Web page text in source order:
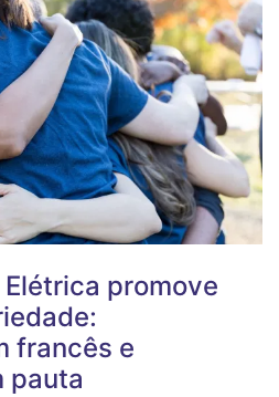
Elétrica promove
francês e
pauta